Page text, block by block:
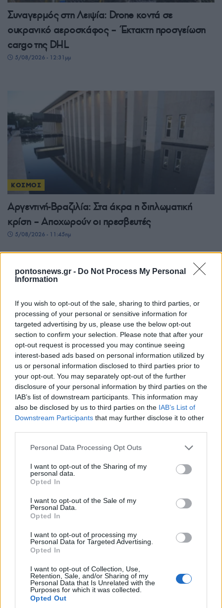
pontosnews.gr - Do Not Process My Personal
Information
If you wish to opt-out of the sale, sharing to third parties, or
processing of your personal or sensitive information for
targeted advertising by us, please use the below opt-out
section to confirm your selection. Please note that after your
opt-out request is processed you may continue seeing
interest-based ads based on personal information utilized by
us or personal information disclosed to third parties prior to
your opt-out. You may separately opt-out of the further
disclosure of your personal information by third parties on the
IAB’s list of downstream participants. This information may
also be disclosed by us to third parties on the IAB’s List of
Downstream Participants that may further disclose it to other
Please note that this website/app uses one or more Google
not limited to your visit or usage behaviour. You may click to
grant or deny consent to Google and its third-party tags to
use your data for below specified purposes in below Google
consent section.
Personal Data Processing Opt Outs
I want to opt-out of the Sharing of my
personal data.
Opted In
I want to opt-out of the Sale of my
Personal Data.
Opted In
I want to opt-out of processing my
Personal Data for Targeted Advertising.
Opted In
I want to opt-out of Collection, Use,
Retention, Sale, and/or Sharing of my
Personal Data that Is Unrelated with the
Purposes for which it was collected.
Opted Out
Συναγερμός στη Λειψία: Drone κοντά σε
ουκρανικό αεροσκάφος – Έκτακτη προσγείωση
cargo της DHL
5/08/2026 - 12:31μμ
ΚΟΣΜΟΣ
Αργεντινή-Βραζιλία: Στα άκρα η διπλωματική
κρίση – Αποχωρούν οι πρεσβευτές
5/08/2026 - 11:45πμ
Στενό του Ορμούζ: Πού κολλάει η συμφωνία με
το Ιράν – Το σχέδιο των 60 ημερών
5/08/2026 - 8:57πμ
ΚΟΣΜΟΣ
πυραύλων των ΗΠΑ – Ανησυχία για την αμυντική
ετοιμότητα
4/08/2026 - 7:50μμ